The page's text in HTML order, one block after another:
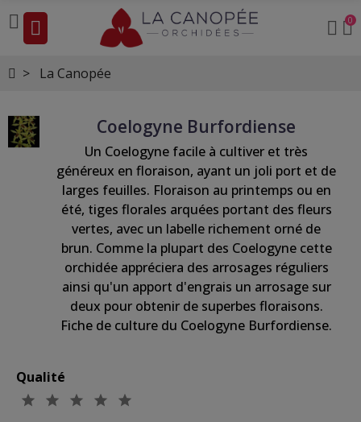
0
La Canopée
Coelogyne Burfordiense
Un Coelogyne facile à cultiver et très
généreux en floraison, ayant un joli port et de
larges feuilles. Floraison au printemps ou en
été, tiges florales arquées portant des fleurs
vertes, avec un labelle richement orné de
brun. Comme la plupart des Coelogyne cette
orchidée appréciera des arrosages réguliers
ainsi qu'un apport d'engrais un arrosage sur
deux pour obtenir de superbes floraisons.
Fiche de culture du Coelogyne Burfordiense.
Qualité